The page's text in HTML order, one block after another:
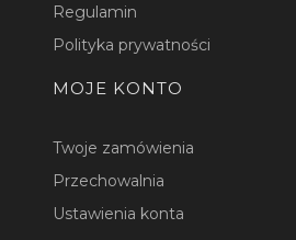
Regulamin
Polityka prywatności
MOJE KONTO
Twoje zamówienia
Przechowalnia
Ustawienia konta